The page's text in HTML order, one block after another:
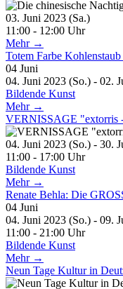
03. Juni 2023 (Sa.)
11:00 - 12:00 Uhr
Mehr →
Totem Farbe
04 Juni
04. Juni 2023 (So.) - 02.
Bildende Kunst
Mehr →
VERNISSAGE "extorris
04. Juni 2023 (So.) - 30.
11:00 - 17:00 Uhr
Bildende Kunst
Mehr →
Renate Behla: Die
04 Juni
04. Juni 2023 (So.) - 09.
11:00 - 21:00 Uhr
Bildende Kunst
Mehr →
Neun Tage Kultur in